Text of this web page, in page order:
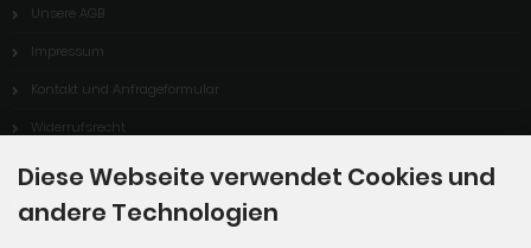
Unsere AGB
Impressum
Kontakt und Anfrageformular
Widerrufsrecht
Vertrag Widerrufen
Cookie Einstellungen
Diese Webseite verwendet Cookies und
andere Technologien